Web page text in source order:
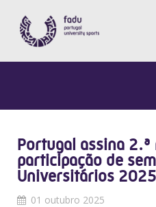
Portugal assina
participação de
Universitários 2025
01 outubro 2025